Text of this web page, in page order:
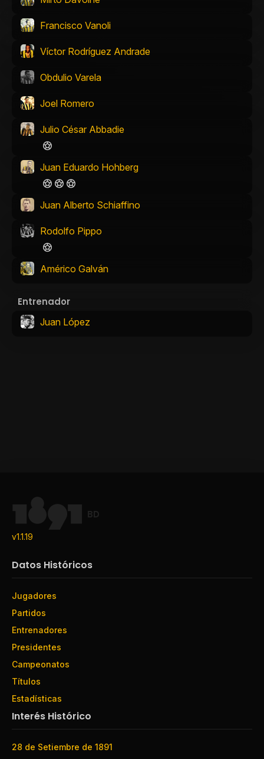
Francisco Vanoli
Víctor Rodríguez Andrade
Obdulio Varela
Joel Romero
Julio César Abbadie
Juan Eduardo Hohberg
Juan Alberto Schiaffino
Rodolfo Pippo
Américo Galván
Entrenador
Juan López
BD
v1.1.19
Datos Históricos
Jugadores
Partidos
Entrenadores
Presidentes
Campeonatos
Títulos
Estadísticas
Interés Histórico
28 de Setiembre de 1891